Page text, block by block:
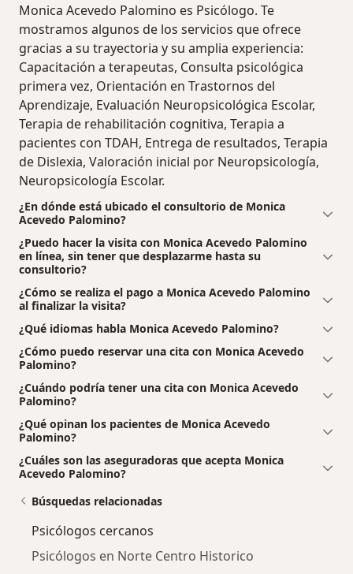
Monica Acevedo Palomino es Psicólogo. Te
mostramos algunos de los servicios que ofrece
gracias a su trayectoria y su amplia experiencia:
Capacitación a terapeutas, Consulta psicológica
primera vez, Orientación en Trastornos del
Aprendizaje, Evaluación Neuropsicológica Escolar,
Terapia de rehabilitación cognitiva, Terapia a
pacientes con TDAH, Entrega de resultados, Terapia
de Dislexia, Valoración inicial por Neuropsicología,
Neuropsicología Escolar.
¿En dónde está ubicado el consultorio de Monica
Acevedo Palomino?
¿Puedo hacer la visita con Monica Acevedo Palomino
en línea, sin tener que desplazarme hasta su
consultorio?
¿Cómo se realiza el pago a Monica Acevedo Palomino
al finalizar la visita?
¿Qué idiomas habla Monica Acevedo Palomino?
¿Cómo puedo reservar una cita con Monica Acevedo
Palomino?
¿Cuándo podría tener una cita con Monica Acevedo
Palomino?
¿Qué opinan los pacientes de Monica Acevedo
Palomino?
¿Cuáles son las aseguradoras que acepta Monica
Acevedo Palomino?
Búsquedas relacionadas
Psicólogos cercanos
Psicólogos en Norte Centro Historico